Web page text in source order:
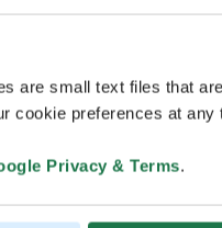
are small text files that
cookie preferences at any
Privacy & Terms.